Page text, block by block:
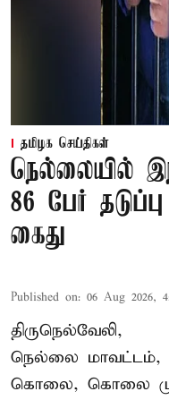
தமிழக செய்திகள்
நெல்லையில்
86 பேர்
கைது
Published on: 06 Aug 2026,
திருநெல்வேலி,
நெல்லை மாவட்டம்,
கொலை, கொலை